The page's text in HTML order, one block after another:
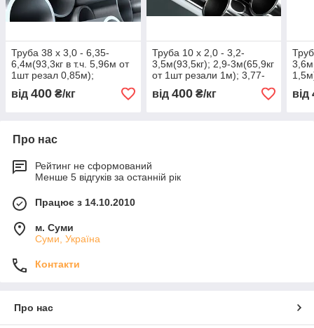
Труба 38 х 3,0 - 6,35-
6,4м(93,3кг в т.ч. 5,96м от
1шт резал 0,85м);
2,7м(7,5кг)
від 400 ₴/кг
Труба 10 х 2,0 - 3,2-
3,5м(93,5кг); 2,9-3м(65,9кг
от 1шт резали 1м); 3,77-
3,83м(3,3кг)
від 400₴/кг від
Про нас
Рейтинг не сформований
Менше 5 відгуків за останній рік
Працює з 14.10.2010
м. Суми
Суми, Україна
Контакти
Про нас